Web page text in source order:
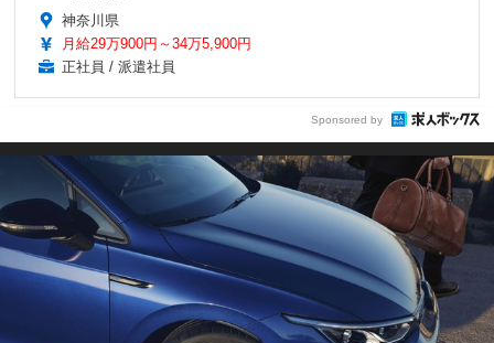
神奈川県
月給29万900円～34万5,900円
正社員 / 派遣社員
Sponsored by